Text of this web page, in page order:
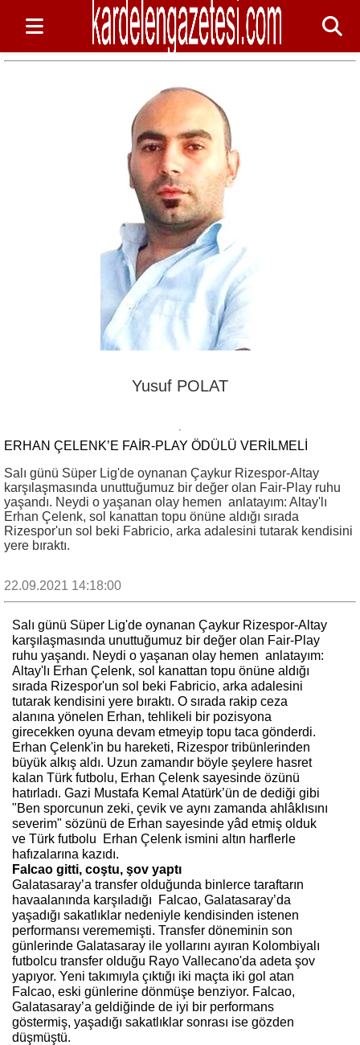
Yusuf POLAT
ERHAN ÇELENK’E FAIR-PLAY ÖDÜLÜ VERILMELI
Salı günü Süper Lig'de oynanan Çaykur Rizespor-Altay
karşılaşmasında unuttuğumuz bir değer olan Fair-Play ruhu
yaşandı. Neydi o yaşanan olay hemen anlatayım: Altay'lı
Erhan Çelenk, sol kanattan topu önüne aldığı sırada
Rizespor'un sol beki Fabricio, arka adalesini tutarak kendisini
yere bıraktı.
22.09.2021 14:18:00
Salı günü Süper Lig'de oynanan Çaykur Rizespor-Altay
karşılaşmasında unuttuğumuz bir değer olan Fair-Play
ruhu yaşandı. Neydi o yaşanan olay hemen anlatayım:
Altay'lı Erhan Çelenk, sol kanattan topu önüne aldığı
sırada Rizespor'un sol beki Fabricio, arka adalesini
tutarak kendisini yere bıraktı. O sırada rakip ceza
alanına yönelen Erhan, tehlikeli bir pozisyona
girecekken oyuna devam etmeyip topu taca gönderdi.
Erhan Çelenk'in bu hareketi, Rizespor tribünlerinden
büyük alkış aldı. Uzun zamandır böyle şeylere hasret
kalan Türk futbolu, Erhan Çelenk sayesinde özünü
hatırladı. Gazi Mustafa Kemal Atatürk’ün de dediği gibi
"Ben sporcunun zeki, çevik ve aynı zamanda ahlâklısını
severim" sözünü de Erhan sayesinde yâd etmiş olduk
ve Türk futbolu Erhan Çelenk ismini altın harflerle
hafızalarına kazıdı.
Falcao gitti, coştu, şov yaptı
Galatasaray’a transfer olduğunda binlerce taraftarın
havaalanında karşıladığı Falcao, Galatasaray’da
yaşadığı sakatlıklar nedeniyle kendisinden istenen
performansı verememişti. Transfer döneminin son
günlerinde Galatasaray ile yollarını ayıran Kolombiyalı
futbolcu transfer olduğu Rayo Vallecano'da adeta şov
yapıyor. Yeni takımıyla çıktığı iki maçta iki gol atan
Falcao, eski günlerine dönmüşe benziyor. Falcao,
Galatasaray’a geldiğinde de iyi bir performans
göstermiş, yaşadığı sakatlıklar sonrası ise gözden
düşmüştü.